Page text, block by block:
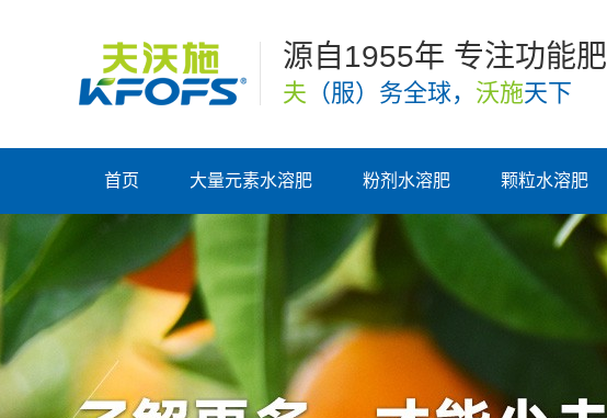
源自1955年 专注功能肥
夫 （服）务全球， 沃施天下
首页 大量元素水溶肥 粉剂水溶肥 颗粒水溶肥